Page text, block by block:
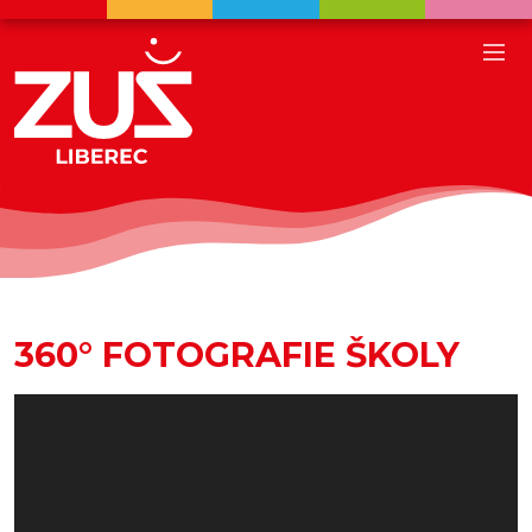
360° FOTOGRAFIE ŠKOLY